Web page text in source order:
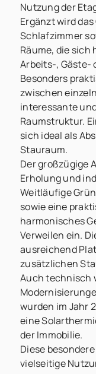
Nutzung der
Ergänzt wird
Schlafzimmer
Räume, die sich
Arbeits-, Gäste-
Besonders
zwischen
interessante
Raumstruktur.
sich ideal als
Stauraum.
Der großzügige
Erholung und
Weitläufige
sowie eine
harmonisches
Verweilen ein.
ausreichend
zusätzlichen
Auch technisch
wurden im Jahr
eine
der Immobilie.
Diese
vielseitige